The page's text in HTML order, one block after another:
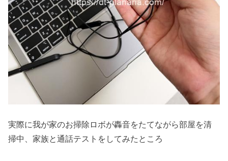
実際に我が家のお掃除ロボが轟音をたてながら部屋を清
掃中、家族と通話テストをしてみたところ